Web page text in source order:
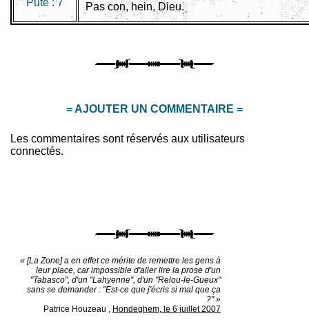
Pute :7 Pas con, hein, Dieu.
= AJOUTER UN COMMENTAIRE =
Les commentaires sont réservés aux utilisateurs
connectés.
« [La Zone] a en effet ce mérite de remettre les gens à
leur place, car impossible d'aller lire la prose d'un
"Tabasco", d'un "Lahyenne", d'un "Relou-le-Gueux"
sans se demander : "Est-ce que j'écris si mal que ça
?" »
Patrice Houzeau , Hondeghem, le 6 juillet 2007